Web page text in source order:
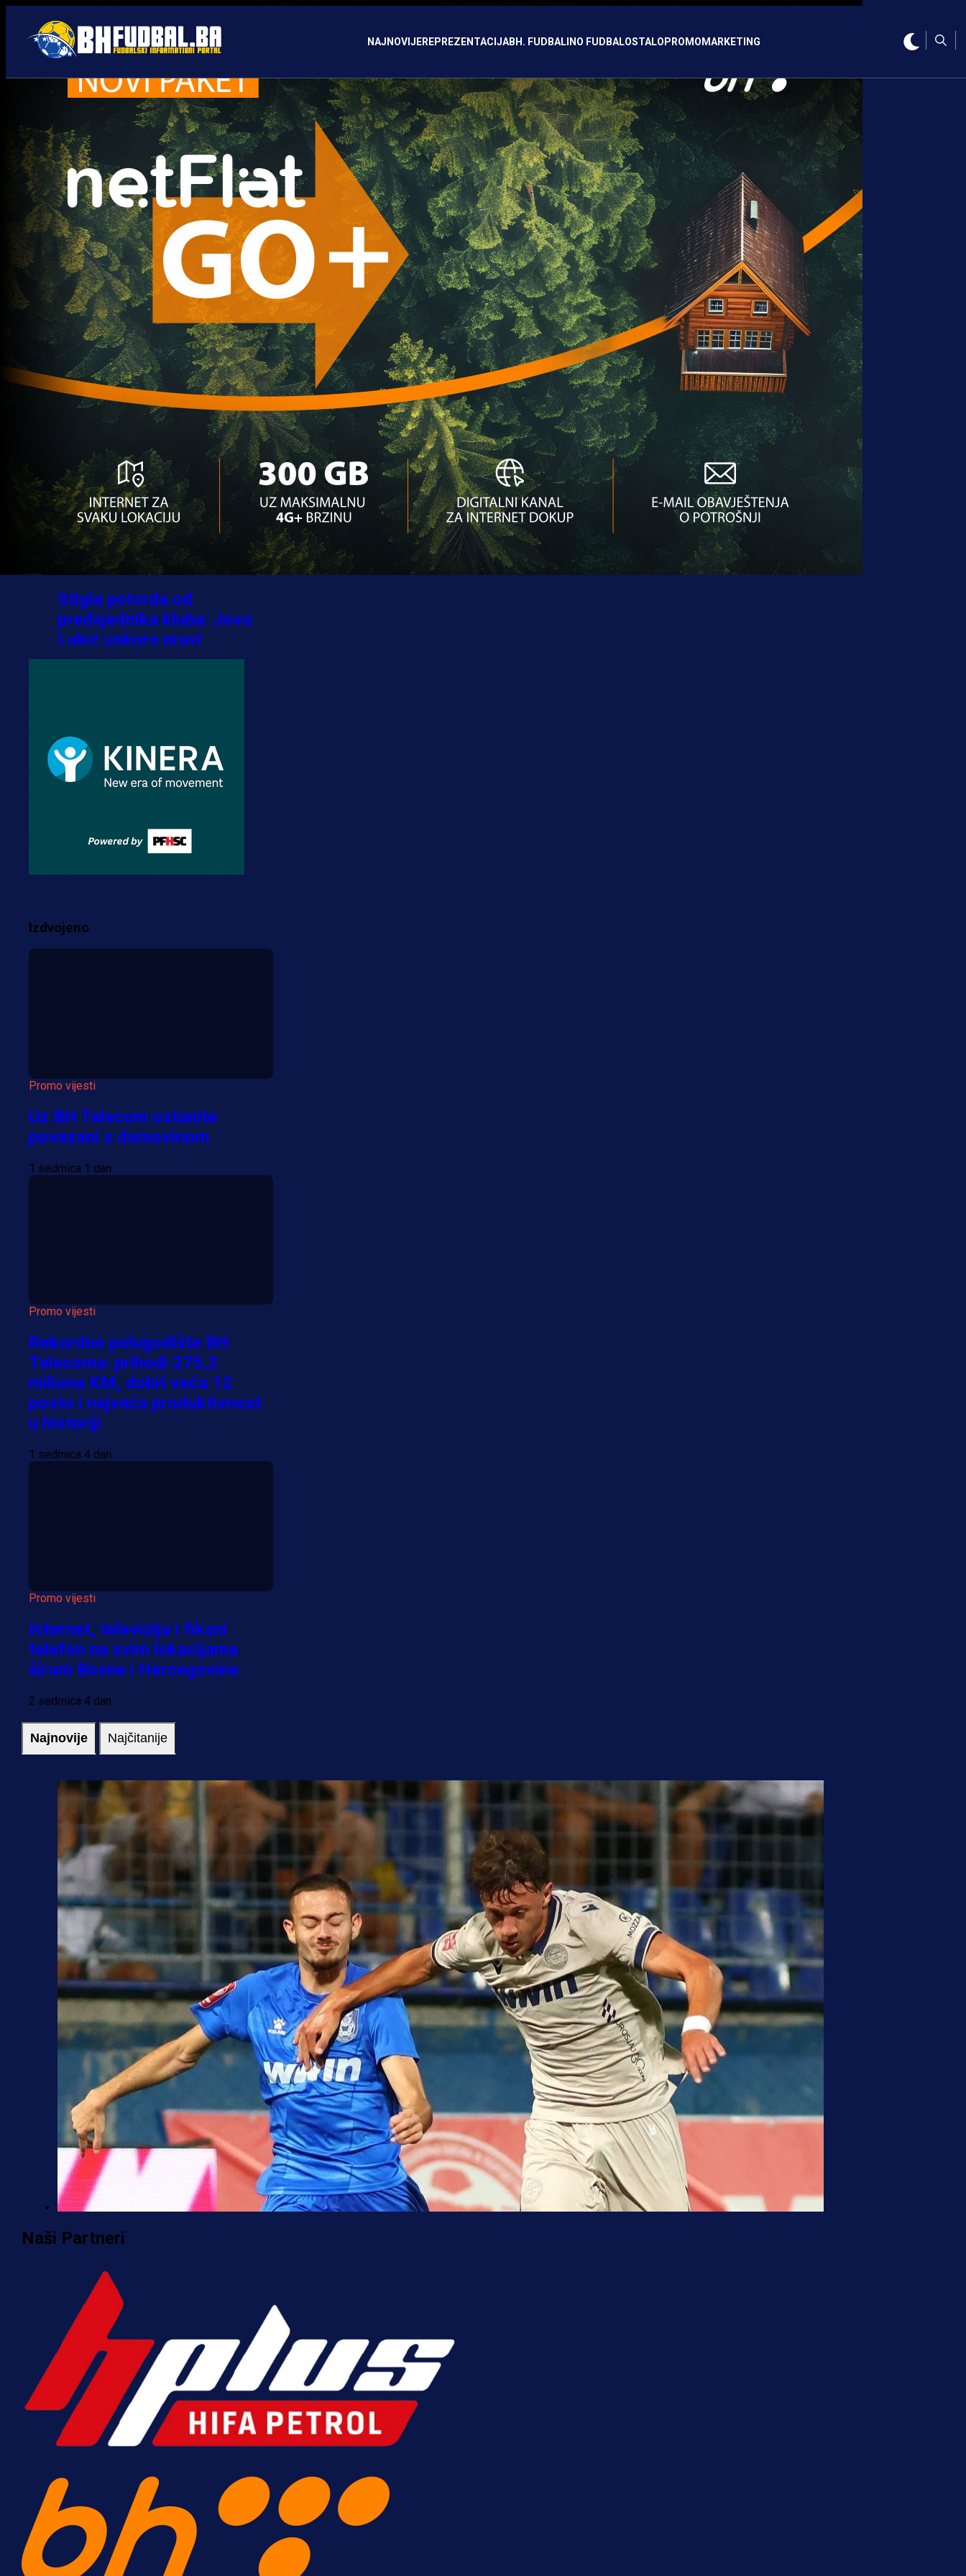
NAJNOVIJEREPREZENTACIJABH. FUDBALINO FUDBALOSTALO PROMO MARKETING
Druge llige
Trenutno nema novosti za navedeni tag.
Najčitanije Najnovije
A Selekcija
Sve je gotovo: Edin Džeko
donio odluku, evo gdje
nastavlja karijeru!
1 sedmica 6 dan
A Selekcija
Ovo niko nije očekivao:
Nikola Vasilj iznenadio
izborom novog kluba!
A Selekcija
Jovo Lukić ima novi klub:
Trener Cluja praktično
potvrdio veliki transfer!
4 dan 15 h
A Selekcija
Stigla potvrda od
predsjednika kluba: Jovo
Lukić uskoro pravi
transfer!?
Zmajevi dobili veliko
pojačanje: Fudbaler
Olympiacosa želi obući
Premijer liga BiH
Misimović priveden: SIPA
Borac!
Izdvojeno
Promo vijesti
Uz BH Telecom ostanite
povezani s domovinom
1 sedmica 1 dan
Promo vijesti
Rekordno polugodište BH
Telecoma: prihodi 275,2
miliona KM, dobit veća 12
posto i najveća produktivnost
u historiji
1 sedmica 4 dan
Promo vijesti
Internet, televizija i fiksni
telefon na svim lokacijama
širom Bosne i Hercegovine
2 sedmica 4 dan
Najnovije Najčitanije
14 h 32 min
Naši Partneri